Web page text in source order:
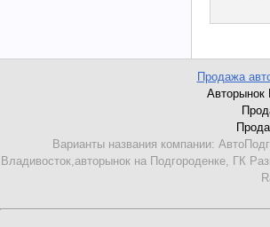
Продажа
Авторынок
Варианты названия компании:
Владивосток,авторынок на Подгороденке, ГК